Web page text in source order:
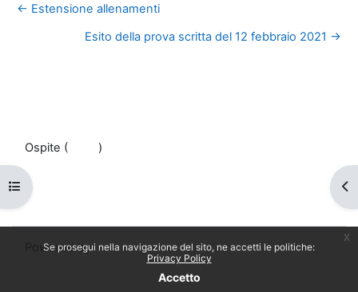
Se prosegui nella navigazione del sito, ne accetti le politiche:
Privacy Policy
Accetto
x
Apri indice del corso
← Estensione allenamenti
Esito della prova scritta del 12 febbraio 2021 →
Ospite (
)
Ottieni l'app mobile
Passa al tema standard
Powered byMoodle